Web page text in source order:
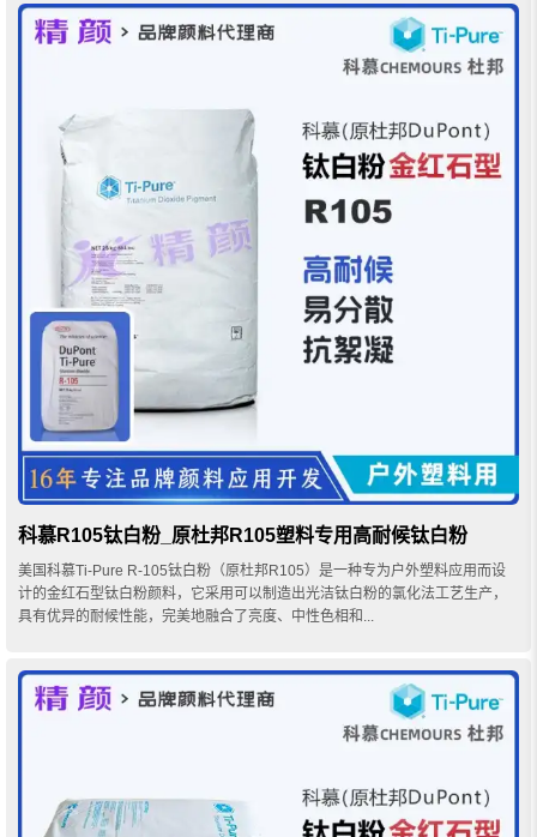
科慕R105钛白粉_原杜邦R105塑料专用高耐候钛白粉
美国科慕Ti-Pure R-105钛白粉（原杜邦R105）是一种专为户外塑料应用而设
计的金红石型钛白粉颜料，它采用可以制造出光洁钛白粉的氯化法工艺生产，
具有优异的耐候性能，完美地融合了亮度、中性色相和...